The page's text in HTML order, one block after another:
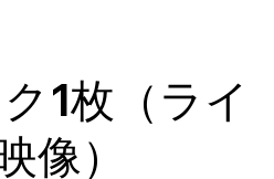
1枚（ライ
像）